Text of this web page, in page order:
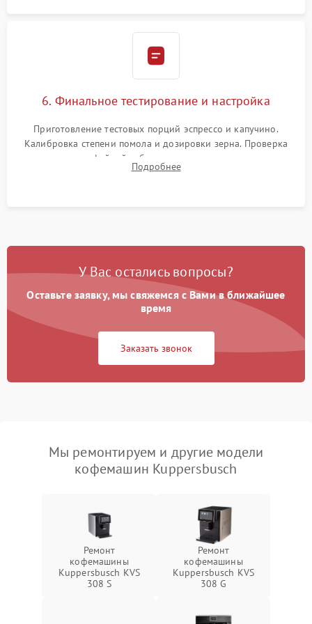
6. Финальное тестирование и настройка
Приготовление тестовых порций эспрессо и капучино.
Калибровка степени помола и дозировки зерна. Проверка
плотности кофейной таблетки, температуры напитка и
качества молочной пены. Контроль отсутствия посторонних
Подробнее
У Вас остались вопросы?
Оставьте заявку, мы свяжемся с Вами в ближайшее
время
Заказать звонок
Мы ремонтируем и другие модели
кофемашин Kuppersbusch
Ремонт
кофемашины
Kuppersbusch KVS
308 S
Ремонт
кофемашины
Kuppersbusch KVS
308 G